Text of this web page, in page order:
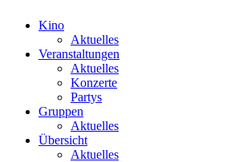
Kino
Aktuelles
Veranstaltungen
Aktuelles
Konzerte
Partys
Gruppen
Aktuelles
Übersicht
Aktuelles